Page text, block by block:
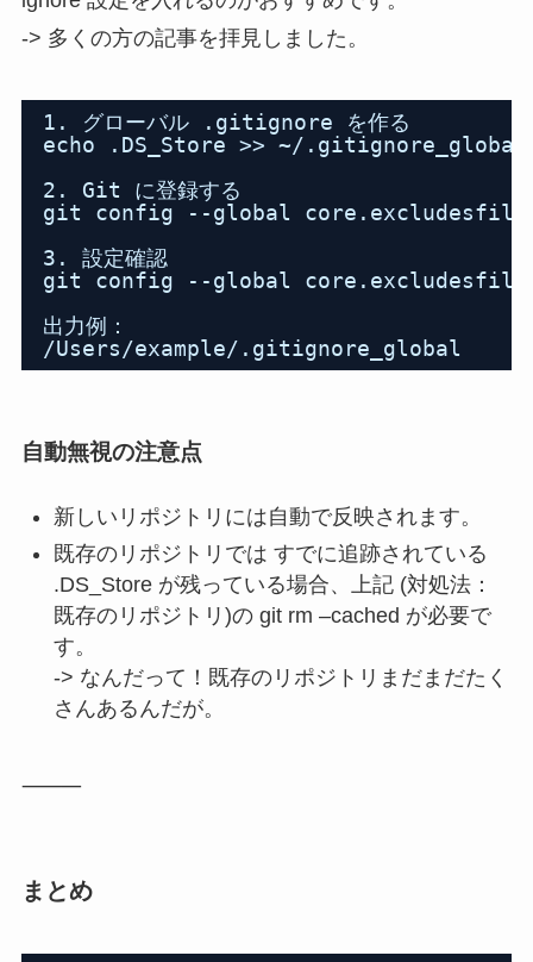
-> 多くの方の記事を拝見しました。
1. グローバル .gitignore を作る
echo .DS_Store >> ~/.gitignore_global
2. Git に登録する
git config --global
3. 設定確認
git config --global core.excludesfile
出力例：
/Users/example/.gitignore_global
自動無視の注意点
新しいリポジトリには自動で反映されます。
既存のリポジトリでは すでに追跡されている
.DS_Store が残っている場合、上記 (対処法：
既存のリポジトリ)の git rm –cached が必要で
す。
-> なんだって！既存のリポジトリまだまだたく
さんあるんだが。
⸻
まとめ